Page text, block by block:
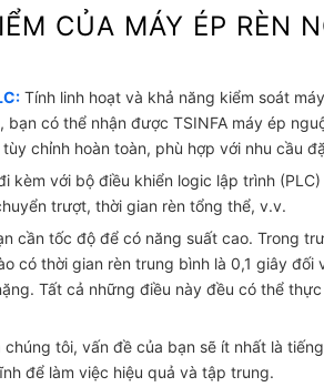
CỦA MÁY ÉP RÈN
Tính linh hoạt và khả năng kiểm soát
bạn có thể nhận được TSINFA máy ép
chỉnh hoàn toàn, phù hợp với nhu cầu
kèm với bộ điều khiển logic lập trình
trượt, thời gian rèn tổng thể, v.v.
cần tốc độ để có năng suất cao. Trong
có thời gian rèn trung bình là 0,1 giây
Tất cả những điều này đều có thể
chúng tôi, vấn đề của bạn sẽ ít nhất là
để làm việc hiệu quả và tập trung.